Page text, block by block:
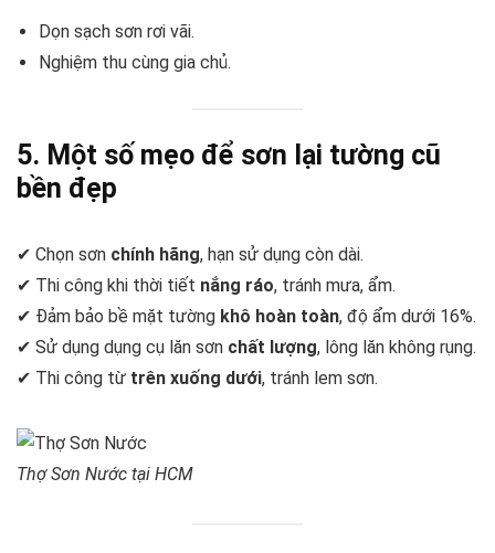
Dọn sạch sơn rơi vãi.
Nghiệm thu cùng gia chủ.
5. Một số mẹo để sơn lại tường cũ
bền đẹp
✔ Chọn sơn chính hãng, hạn sử dụng còn dài.
✔ Thi công khi thời tiết nắng ráo, tránh mưa, ẩm.
✔ Đảm bảo bề mặt tường khô hoàn toàn, độ ẩm dưới 16%.
✔ Sử dụng dụng cụ lăn sơn chất lượng, lông lăn không rụng.
✔ Thi công từ trên xuống dưới, tránh lem sơn.
Thợ Sơn Nước tại HCM